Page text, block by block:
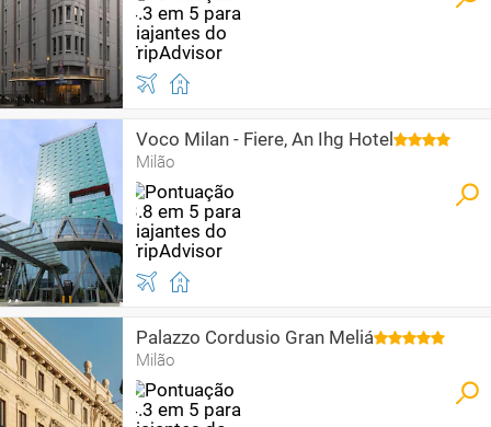
Voco Milan - Fiere, An Ihg Hotel
Milão
Palazzo Cordusio Gran Meliá
Milão